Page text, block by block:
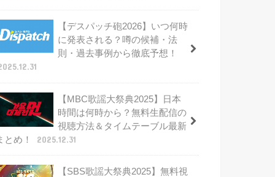
【デスパッチ砲2026】いつ何時
に発表される？噂の候補・法
則・過去事例から徹底予想！
【MBC歌謡大祭典2025】日本
時間は何時から？無料生配信の
視聴方法＆タイムテーブル最新
とめ！
2025.12.31
【SBS歌謡大祭典2025】無料視